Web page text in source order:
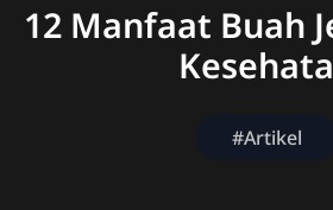
12 Manfaat Buah
#Artikel